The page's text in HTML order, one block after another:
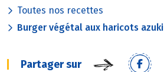
Toutes nos recettes
Burger végétal aux haricots azuki
Partager sur